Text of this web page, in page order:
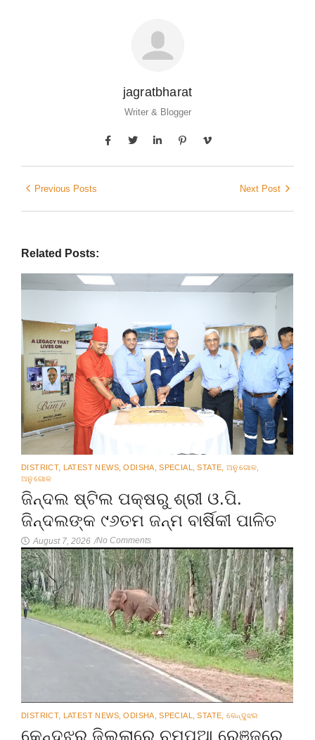
jagratbharat
Writer & Blogger
Previous Posts Next Post
Related Posts:
DISTRICT, LATEST NEWS ODISHA SPECIAL STATE ଅନୁଗୋଳ
ଅନୁଗୋଳ
ଜିନ୍ଦଲ ଷ୍ଟିଲ ପକ୍ଷରୁ ଶ୍ରୀ ଓ.ପି.
ଜିନ୍ଦଲଙ୍କ ୯୬ତମ ଜନ୍ମ ବାର୍ଷିକୀ ପାଳିତ
August 7, 2026 /No Comments
DISTRICT, LATEST NEWS, ODISHA, SPECIAL, STATE, କେନ୍ଦୁଝର
କେନ୍ଦୁଝର ଜିଲ୍ଲାରେ ଚମ୍ପୁଆ ରେଞ୍ଜରେ